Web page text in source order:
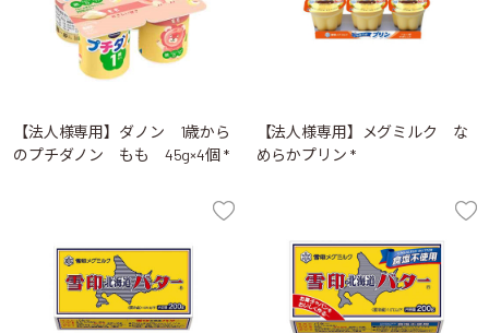
【法人様専用】ダノン 1歳から
のプチダノン もも 45g×4個 *
【法人様専用】メグミルク な
めらかプリン *